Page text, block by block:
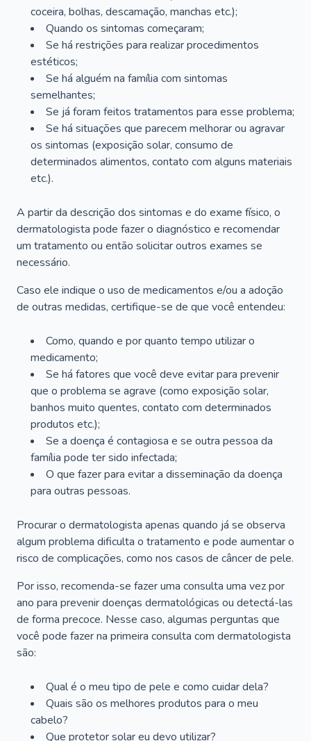
coceira, bolhas, descamação, manchas etc.);
Quando os sintomas começaram;
Se há restrições para realizar procedimentos
estéticos;
Se há alguém na família com sintomas
semelhantes;
Se já foram feitos tratamentos para esse problema;
Se há situações que parecem melhorar ou agravar
os sintomas (exposição solar, consumo de
determinados alimentos, contato com alguns materiais
etc.).
A partir da descrição dos sintomas e do exame físico, o
dermatologista pode fazer o diagnóstico e recomendar
um tratamento ou então solicitar outros exames se
necessário.
Caso ele indique o uso de medicamentos e/ou a adoção
de outras medidas, certifique-se de que você entendeu:
Como, quando e por quanto tempo utilizar o
medicamento;
Se há fatores que você deve evitar para prevenir
que o problema se agrave (como exposição solar,
banhos muito quentes, contato com determinados
produtos etc.);
Se a doença é contagiosa e se outra pessoa da
família pode ter sido infectada;
O que fazer para evitar a disseminação da doença
para outras pessoas.
Procurar o dermatologista apenas quando já se observa
algum problema dificulta o tratamento e pode aumentar o
risco de complicações, como nos casos de câncer de pele.
Por isso, recomenda-se fazer uma consulta uma vez por
ano para prevenir doenças dermatológicas ou detectá-las
de forma precoce. Nesse caso, algumas perguntas que
você pode fazer na primeira consulta com dermatologista
são:
Qual é o meu tipo de pele e como cuidar dela?
Quais são os melhores produtos para o meu
cabelo?
Que protetor solar eu devo utilizar?